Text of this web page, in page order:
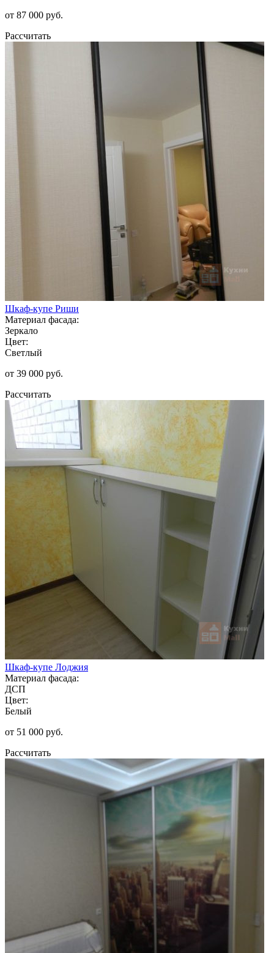
от 87 000 руб.
Рассчитать
Шкаф-купе Риши
Материал фасада:
Зеркало
Цвет:
Светлый
от 39 000 руб.
Рассчитать
Шкаф-купе Лоджия
Материал фасада:
ДСП
Цвет:
Белый
от 51 000 руб.
Рассчитать